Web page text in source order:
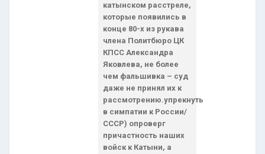
катынском расстреле,
которые появились в
конце 80-х из рукава
члена Политбюро ЦК
КПСС Александра
Яковлева, не более
чем фальшивка – суд
даже не принял их к
рассмотрению.упрекнуть
в симпатии к России/
СССР) опроверг
причастность наших
войск к Катыни, а